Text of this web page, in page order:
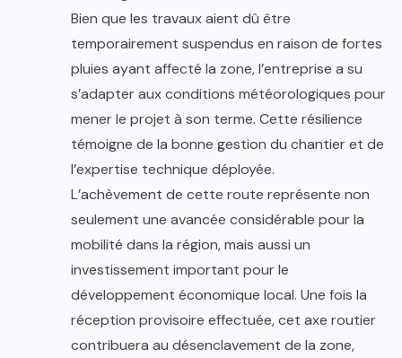
Bien que les travaux aient dû être
temporairement suspendus en raison de fortes
pluies ayant affecté la zone, l’entreprise a su
s’adapter aux conditions météorologiques pour
mener le projet à son terme. Cette résilience
témoigne de la bonne gestion du chantier et de
l’expertise technique déployée.
L’achèvement de cette route représente non
seulement une avancée considérable pour la
mobilité dans la région, mais aussi un
investissement important pour le
développement économique local. Une fois la
réception provisoire effectuée, cet axe routier
contribuera au désenclavement de la zone,